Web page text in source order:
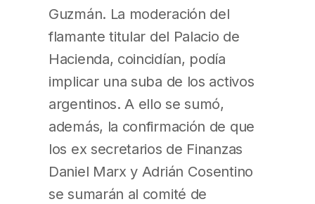
Guzmán. La moderación del
flamante titular del Palacio de
Hacienda, coincidían, podía
implicar una suba de los activos
argentinos. A ello se sumó,
además, la confirmación de que
los ex secretarios de Finanzas
Daniel Marx y Adrián Cosentino
se sumarán al comité de